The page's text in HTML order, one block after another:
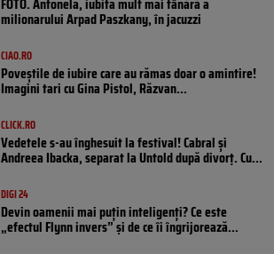
milionarului Arpad Paszkany, în jacuzzi
CIAO.RO
Poveştile de iubire care au rămas doar o amintire!
Imagini tari cu Gina Pistol, Răzvan...
CLICK.RO
Vedetele s-au înghesuit la festival! Cabral și
Andreea Ibacka, separat la Untold după divorț. Cu...
DIGI 24
Devin oamenii mai puțin inteligenți? Ce este
„efectul Flynn invers” și de ce îi îngrijorează...